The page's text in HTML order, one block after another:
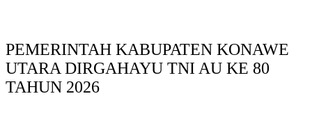
PEMERINTAH KABUPATEN KONAWE
UTARA DIRGAHAYU TNI AU KE 80
TAHUN 2026